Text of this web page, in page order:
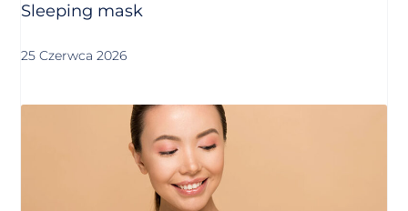
Sleeping mask
25 Czerwca 2026